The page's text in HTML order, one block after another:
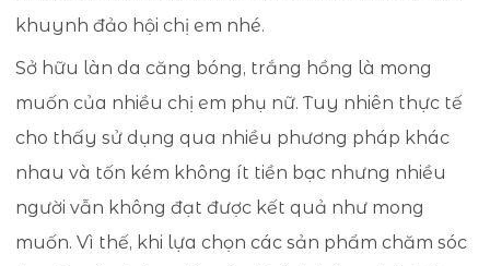
khuynh đảo hội chị em nhé.
Sở hữu làn da căng bóng, trắng hồng là mong
muốn của nhiều chị em phụ nữ. Tuy nhiên thực tế
cho thấy sử dụng qua nhiều phương pháp khác
nhau và tốn kém không ít tiền bạc nhưng nhiều
người vẫn không đạt được kết quả như mong
muốn. Vì thế, khi lựa chọn các sản phẩm chăm sóc